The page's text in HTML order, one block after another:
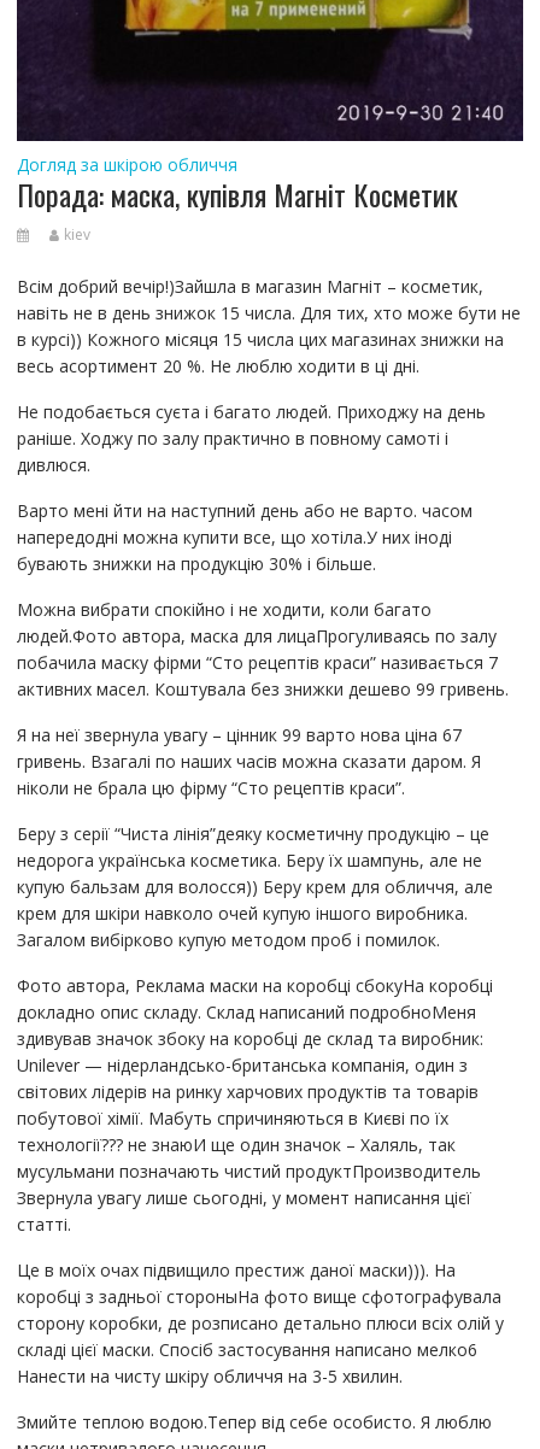
Догляд за шкірою обличчя
Порада: маска, купівля Магніт Косметик
kiev
Всім добрий вечір!)Зайшла в магазин Магніт – косметик,
навіть не в день знижок 15 числа. Для тих, хто може бути не
в курсі)) Кожного місяця 15 числа цих магазинах знижки на
весь асортимент 20 %. Не люблю ходити в ці дні.
Не подобається суєта і багато людей. Приходжу на день
раніше. Ходжу по залу практично в повному самоті і
дивлюся.
Варто мені йти на наступний день або не варто. часом
напередодні можна купити все, що хотіла.У них іноді
бувають знижки на продукцію 30% і більше.
Можна вибрати спокійно і не ходити, коли багато
людей.Фото автора, маска для лицаПрогуливаясь по залу
побачила маску фірми “Сто рецептів краси” називається 7
активних масел. Коштувала без знижки дешево 99 гривень.
Я на неї звернула увагу – цінник 99 варто нова ціна 67
гривень. Взагалі по наших часів можна сказати даром. Я
ніколи не брала цю фірму “Сто рецептів краси”.
Беру з серії “Чиста лінія”деяку косметичну продукцію – це
недорога українська косметика. Беру їх шампунь, але не
купую бальзам для волосся)) Беру крем для обличчя, але
крем для шкіри навколо очей купую іншого виробника.
Загалом вибірково купую методом проб і помилок.
Фото автора, Реклама маски на коробці сбокуНа коробці
докладно опис складу. Склад написаний подробноМеня
здивував значок збоку на коробці де склад та виробник:
Unilever — нідерландсько-британська компанія, один з
світових лідерів на ринку харчових продуктів та товарів
побутової хімії. Мабуть спричиняються в Києві по їх
технології??? не знаюИ ще один значок – Халяль, так
мусульмани позначають чистий продуктПроизводитель
Звернула увагу лише сьогодні, у момент написання цієї
статті.
Це в моїх очах підвищило престиж даної маски))). На
коробці з задньої стороныНа фото вище сфотографувала
сторону коробки, де розписано детально плюси всіх олій у
складі цієї маски. Спосіб застосування написано мелко6
Нанести на чисту шкіру обличчя на 3-5 хвилин.
Змийте теплою водою.Тепер від себе особисто. Я люблю